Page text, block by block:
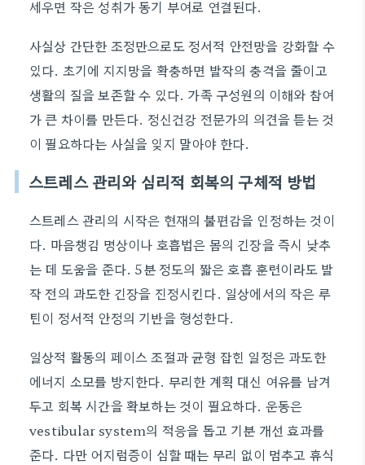
세우면 작은 성취가 동기 부여로 연결된다.
사실상 간단한 조정만으로도 정서적 안전망을 강화할 수
있다. 초기에 지지망을 확충하면 발작의 충격을 줄이고
생활의 질을 보존할 수 있다. 가족 구성원의 이해와 참여
가 큰 차이를 만든다. 정신건강 전문가의 의견을 듣는 것
이 필요하다는 사실을 잊지 말아야 한다.
스트레스 관리와 심리적 회복의 구체적 방법
스트레스 관리의 시작은 현재의 불편감을 인정하는 것이
다. 마음챙김 명상이나 호흡법은 몸의 긴장을 즉시 낮추
는 데 도움을 준다. 5분 정도의 짧은 호흡 훈련이라도 발
작 전의 과도한 긴장을 진정시킨다. 일상에서의 작은 루
틴이 정서적 안정의 기반을 형성한다.
일상적 활동의 페이스 조절과 균형 잡힌 일정은 과도한
에너지 소모를 방지한다. 무리한 계획 대신 여유를 남겨
두고 회복 시간을 확보하는 것이 필요하다. 운동은
vestibular system의 적응을 돕고 기분 개선 효과를
준다. 다만 어지럼증이 심할 때는 무리 없이 멈추고 휴식